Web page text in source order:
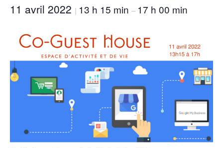
11 avril 2022 | 13 h 15 min – 17 h 00 min